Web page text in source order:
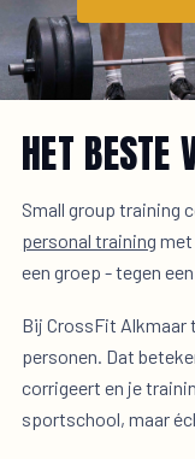
HET BESTE
Small group training
personal training met
een groep - tegen
Bij CrossFit Alkmaar
personen. Dat
corrigeert en je
sportschool, maar